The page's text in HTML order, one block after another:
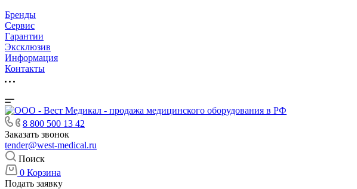
Бренды
Сервис
Гарантии
Эксклюзив
Информация
Контакты
8 800 500 13 42
Заказать звонок
tender@west-medical.ru
Поиск
0 Корзина
Подать заявку